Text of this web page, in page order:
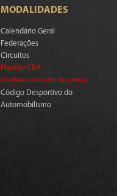
MODALIDADES
Calendário Geral
Federações
Circuitos
Plantão CBA
(Confira os resultados das provas)
Código Desportivo do
Automobilismo